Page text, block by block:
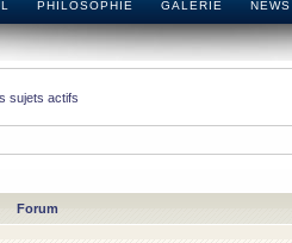
PHILOSOPHIE GALERIE NEWS
sujets actifs
Forum